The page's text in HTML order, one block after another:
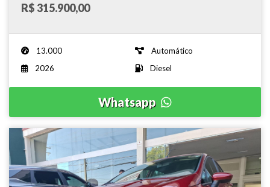
R$ 315.900,00
13.000
Automático
2026
Diesel
Whatsapp